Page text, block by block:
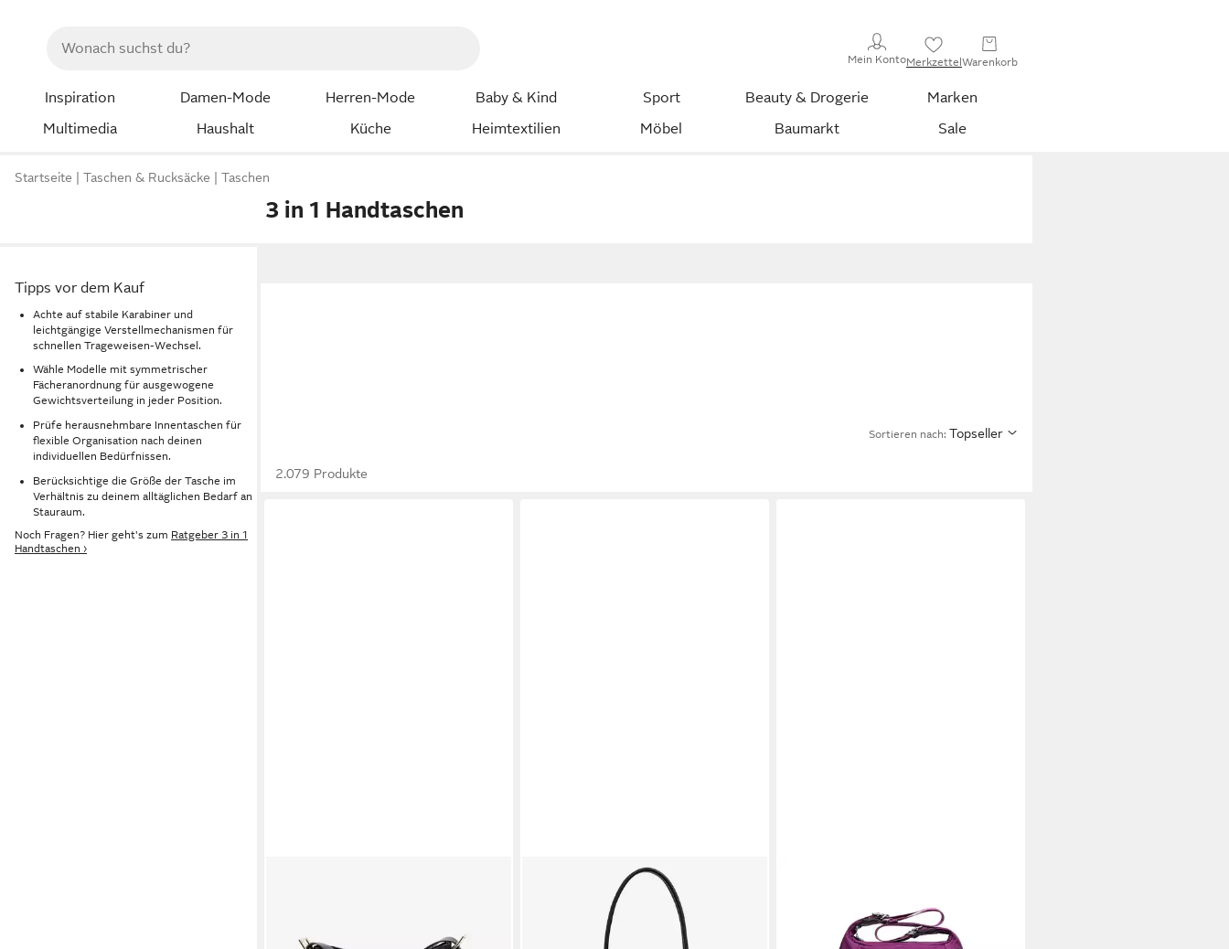
Mein KontoMerkzettelWarenkorb
Inspiration Damen-Mode Herren-Mode Baby & Kind Sport Beauty & Drogerie
Marken
Multimedia
Haushalt Küche Heimtextilien Möbel Baumarkt Sale
Startseite Taschen & Rucksäcke Taschen
3 in 1 Handtaschen
Tipps vor dem Kauf
Achte auf stabile Karabiner und
leichtgängige Verstellmechanismen für
schnellen Trageweisen-Wechsel.
Wähle Modelle mit symmetrischer
Fächeranordnung für ausgewogene
Gewichtsverteilung in jeder Position.
Prüfe herausnehmbare Innentaschen für
flexible Organisation nach deinen
individuellen Bedürfnissen.
Berücksichtige die Größe der Tasche im
Verhältnis zu deinem alltäglichen Bedarf an
Stauraum.
Noch Fragen? Hier geht's zum Ratgeber 3 in 1
Handtaschen ›
Sortieren nach: Topseller
2.079 Produkte